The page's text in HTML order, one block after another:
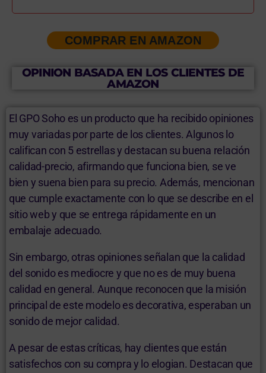
COMPRAR EN AMAZON
OPINION BASADA EN LOS CLIENTES DE
AMAZON
El GPO Soho es un producto que ha recibido opiniones
muy variadas por parte de los clientes. Algunos lo
califican con 5 estrellas y destacan su buena relación
calidad-precio, afirmando que funciona bien, se ve
bien y suena bien para su precio. Además, mencionan
que cumple exactamente con lo que se describe en el
sitio web y que se entrega rápidamente en un
embalaje adecuado.
Sin embargo, otras opiniones señalan que la calidad
del sonido es mediocre y que no es de muy buena
calidad en general. Aunque reconocen que la misión
principal de este modelo es decorativa, esperaban un
sonido de mejor calidad.
A pesar de estas críticas, hay clientes que están
satisfechos con su compra y lo elogian. Destacan que